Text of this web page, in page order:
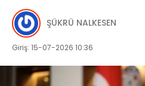
ŞÜKRÜ NALKESEN
Giriş: 15-07-2026 10:36